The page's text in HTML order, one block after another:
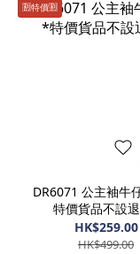
🈹️特價🈹️
DR6071 公主袖牛
特價貨品不設
HK$259.00
HK$499.00